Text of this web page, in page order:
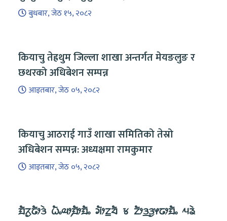
बुधबार, जेठ १५, २०८२
कियाचु तेह्रथुम जिल्ला शाखा अन्तर्गत मेयङलुङ र
छथरको अधिबेशन सम्पन्न
आइतबार, जेठ ०५, २०८२
कियाचु आठराई गाउँ शाखा समितिको तेस्रो
अधिबेशन सम्पन्न: अध्यक्षमा रामकुमार
आइतबार, जेठ ०५, २०८२
ᤀᤠᤖᤢᤒᤥᤋᤧ ᤐᤠᤱᤓᤣ᤹ᤀᤥᤀᤠᤱ ᤆᤥᤁ᤻ᤔᤠ ᤃ ᤁᤥᤋ᤻ᤋᤢᤶᤒᤣᤀᤠᤱ ᤘᤕᤧ